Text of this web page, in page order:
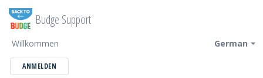
Budge Support
German
Willkommen
ANMELDEN